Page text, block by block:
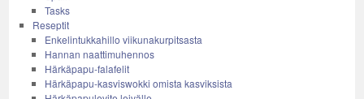
Tasks
Reseptit
Enkelintukkahillo viikunakurpitsasta
Hannan naattimuhennos
Härkäpapu-falafelit
Härkäpapu-kasviswokki omista kasviksista